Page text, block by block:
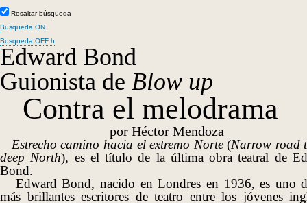
Resaltar búsqueda
Busqueda ON
Busqueda OFF h
Edward Bond
Guionista de Blow up
Contra el melodrama
por Héctor Mendoza
Estrecho camino hacia el extremo Norte(Narrow road
deep North), es el título de la última obra teatral de
Bond.
Edward Bond, nacido en Londres en 1936, es uno
más brillantes escritores de teatro entre los jóvenes